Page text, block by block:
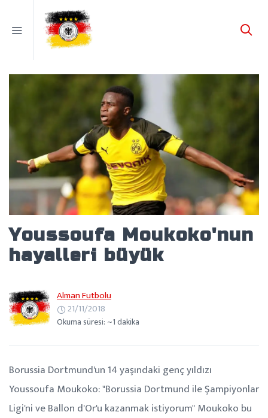
Youssoufa Moukoko'nun
hayalleri büyük
Alman Futbolu
21/11/2018
Okuma süresi: ~1 dakika
Borussia Dortmund'un 14 yaşındaki genç yıldızı
Youssoufa Moukoko: "Borussia Dortmund ile Şampiyonlar
Ligi'ni ve Ballon d'Or'u kazanmak istiyorum" Moukoko bu